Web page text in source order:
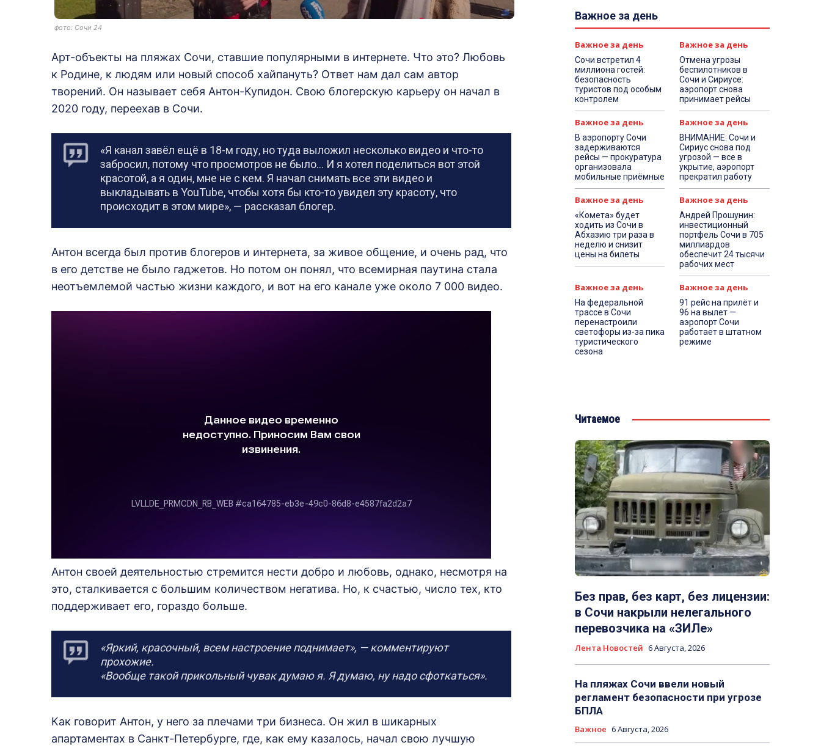
фото: Сочи 24
Арт-объекты на пляжах Сочи, ставшие популярными в интернете. Что это? Любовь
к Родине, к людям или новый способ хайпануть? Ответ нам дал сам автор
творений. Он называет себя Антон-Купидон. Свою блогерскую карьеру он начал в
2020 году, переехав в Сочи.
«Я канал завёл ещё в 18-м году, но туда выложил несколько видео и что-то
забросил, потому что просмотров не было… И я хотел поделиться вот этой
красотой, а я один, мне не с кем. Я начал снимать все эти видео и
выкладывать в YouTube, чтобы хотя бы кто-то увидел эту красоту, что
происходит в этом мире», — рассказал блогер.
Антон всегда был против блогеров и интернета, за живое общение, и очень рад, что
в его детстве не было гаджетов. Но потом он понял, что всемирная паутина стала
неотъемлемой частью жизни каждого, и вот на его канале уже около 7 000 видео.
Антон своей деятельностью стремится нести добро и любовь, однако, несмотря на
это, сталкивается с большим количеством негатива. Но, к счастью, число тех, кто
поддерживает его, гораздо больше.
«Яркий, красочный, всем настроение поднимает», — комментируют
прохожие.
«Вообще такой прикольный чувак думаю я. Я думаю, ну надо сфоткаться».
Как говорит Антон, у него за плечами три бизнеса. Он жил в шикарных
апартаментах в Санкт-Петербурге, где, как ему казалось, начал свою лучшую
Важное за день
Важное за день
Сочи встретил 4
миллиона гостей:
безопасность
туристов под особым
контролем
Важное за день
Отмена угрозы
беспилотников в
Сочи и Сириусе:
аэропорт снова
принимает рейсы
Важное за день
В аэропорту Сочи
задерживаются
рейсы — прокуратура
организовала
мобильные приёмные
Важное за день
ВНИМАНИЕ: Сочи и
Сириус снова под
угрозой — все в
укрытие, аэропорт
прекратил работу
Важное за день
«Комета» будет
ходить из Сочи в
Абхазию три раза в
неделю и снизит
цены на билеты
Важное за день
Андрей Прошунин:
инвестиционный
портфель Сочи в 705
миллиардов
обеспечит 24 тысячи
рабочих мест
Важное за день
На федеральной
трассе в Сочи
перенастроили
светофоры из-за пика
туристического
сезона
Важное за день
91 рейс на прилёт и
96 на вылет —
аэропорт Сочи
работает в штатном
режиме
Читаемое
Без прав, без карт, без лицензии:
в Сочи накрыли нелегального
перевозчика на «ЗИЛе»
Лента Новостей 6 Августа, 2026
На пляжах Сочи ввели новый
регламент безопасности при угрозе
БПЛА
Важное 6 Августа, 2026